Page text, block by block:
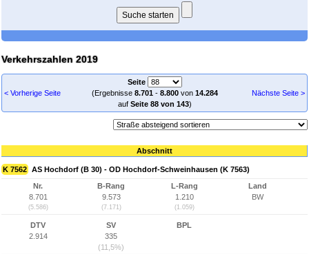
Verkehrszahlen 2019
< Vorherige Seite
Seite
(Ergebnisse 8.701- 8.800von 14.284
auf Seite 88 von 143)
Nächste Seite >
Abschnitt
K 7562 AS Hochdorf (B 30) - OD Hochdorf-Schweinhausen (K 7563)
Nr.
8.701
(5.586)
B-Rang
9.573
(7.171)
L-Rang
1.210
(1.059)
Land
BW
DTV
2.914
SV
335
(11,5%)
BPL